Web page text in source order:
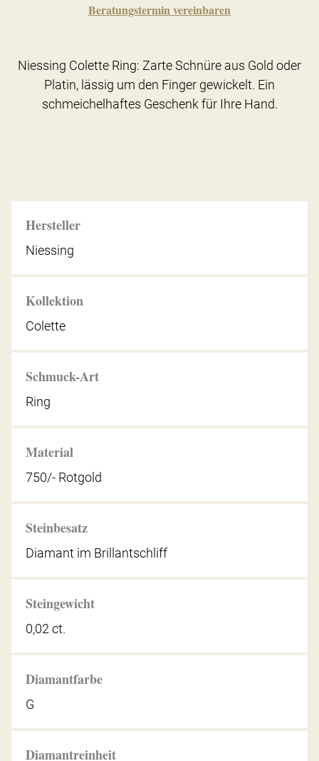
Beratungstermin vereinbaren
Hersteller
Niessing
Kollektion
Colette
Schmuck-Art
Ring
Material
750/- Rotgold
Steinbesatz
Diamant im Brillantschliff
Steingewicht
0,02 ct.
Diamantfarbe
G
Diamantreinheit
Niessing Colette Ring: Zarte Schnüre aus Gold oder
Platin, lässig um den Finger gewickelt. Ein
schmeichelhaftes Geschenk für Ihre Hand.